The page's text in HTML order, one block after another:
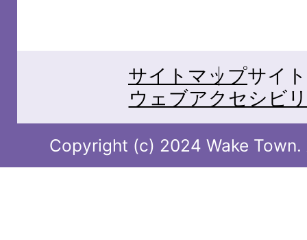
サイトマップサイ
ウェブアクセシビ
Copyright (c) 2024 Wake Town.